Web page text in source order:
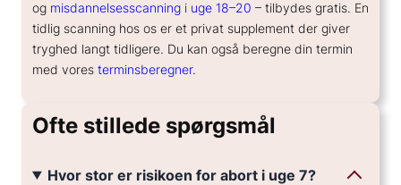
og misdannelsesscanning i uge 18–20 – tilbydes gratis. En
tidlig scanning hos os er et privat supplement der giver
tryghed langt tidligere. Du kan også beregne din termin
med vores terminsberegner.
Ofte stillede spørgsmål
Hvor stor er risikoen for abort i uge 7?